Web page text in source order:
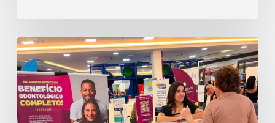
Uniodonto
de
São
José
dos